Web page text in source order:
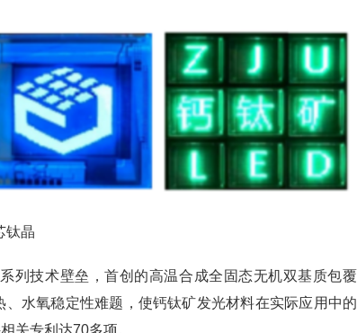
钛晶
列技术壁垒，首创的高温合成全固态无机双基质包覆
水氧稳定性难题，使钙钛矿发光材料在实际应用中的